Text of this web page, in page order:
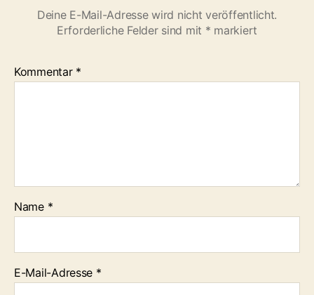
Deine E-Mail-Adresse wird nicht veröffentlicht.
Erforderliche Felder sind mit * markiert
Kommentar *
Name *
E-Mail-Adresse *